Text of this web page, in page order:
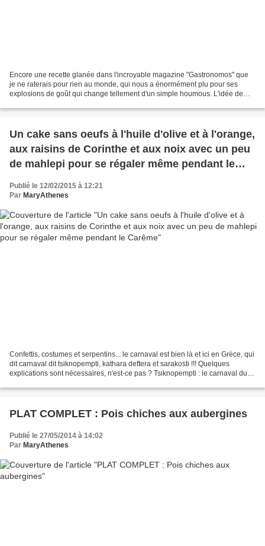
Encore une recette glanée dans l'incroyable magazine "Gastronomos" que
je ne raterais pour rien au monde, qui nous a énormément plu pour ses
explosions de goût qui change tellement d'un simple houmous. L'idée de
Un cake sans oeufs à l'huile d'olive et à l'orange,
aux raisins de Corinthe et aux noix avec un peu
de mahlepi pour se régaler même pendant le
Carême
Publié le 12/02/2015 à 12:21
Par MaryAthenes
Confettis, costumes et serpentins... le carnaval est bien là et ici en Grèce, qui
dit carnaval dit tsiknopempti, kathara deftera et sarakosti !!! Quelques
explications sont nécessaires, n'est-ce pas ? Tsiknopempti : le carnaval dure
PLAT COMPLET : Pois chiches aux aubergines
Publié le 27/05/2014 à 14:02
Par MaryAthenes